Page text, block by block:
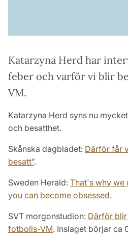
Katarzyna Herd har
feber och varför vi blir
VM.
Katarzyna Herd syns nu
och besatthet.
Skånska dagbladet: Därför får
besatt”.
Sweden Herald: That's why we
you can become obsessed.
SVT morgonstudion: Därför
fotbolls-VM. Inslaget börjar ca